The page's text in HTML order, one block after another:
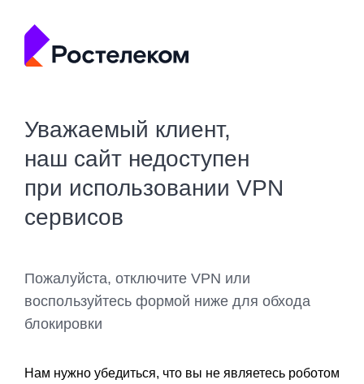
Уважаемый клиент,
наш сайт недоступен
при использовании VPN
сервисов
Пожалуйста, отключите VPN или
воспользуйтесь формой ниже для обхода
блокировки
Нам нужно убедиться, что вы не являетесь роботом